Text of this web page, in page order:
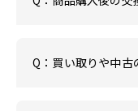
Q：買い取りや中古